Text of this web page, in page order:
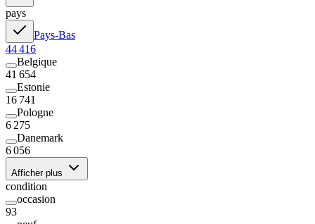
pays
Pays-Bas
44 416
Belgique
41 654
Estonie
16 741
Pologne
6 275
Danemark
6 056
Afficher plus
condition
occasion
93